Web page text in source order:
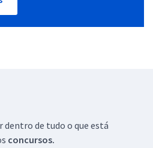
dentro de tudo o que está
concursos.